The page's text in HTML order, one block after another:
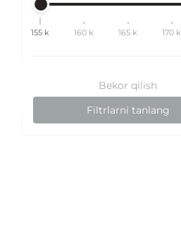
155 k 160 k 165 k 170 k
Bekor qilish
Filtrlarni tanlang